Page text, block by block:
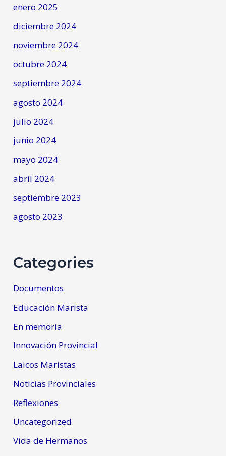
enero 2025
diciembre 2024
noviembre 2024
octubre 2024
septiembre 2024
agosto 2024
julio 2024
junio 2024
mayo 2024
abril 2024
septiembre 2023
agosto 2023
Categories
Documentos
Educación Marista
En memoria
Innovación Provincial
Laicos Maristas
Noticias Provinciales
Reflexiones
Uncategorized
Vida de Hermanos